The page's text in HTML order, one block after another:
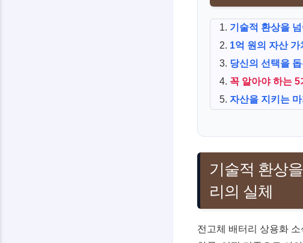
기술적 환상을
1억 원의 자산
당신의 선택을
꼭 알아야 하는
자산을 지키는
기술적 환상
리의 실체
전고체 배터리 상용화